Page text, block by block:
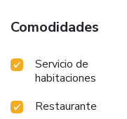
Comodidades
Servicio de
habitaciones
Restaurante